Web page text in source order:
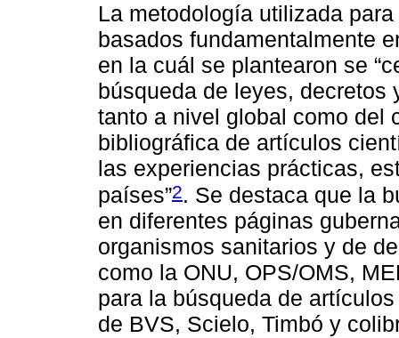
La metodología utilizada
basados fundamentalmente
en la cuál se plantearon se
búsqueda de leyes,
tanto a nivel global como del
bibliográfica de artículos
las experiencias prácticas,
países”2. Se destaca que la
en diferentes páginas
organismos sanitarios y de
como la ONU, OPS/OMS,
para la búsqueda de
de BVS, Scielo, Timbó y